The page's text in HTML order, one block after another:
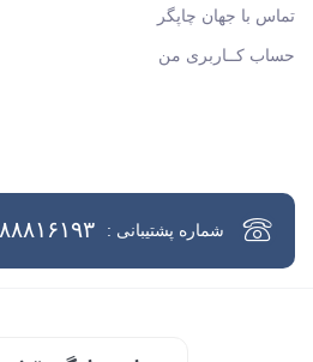
تماس با جهان چاپگر
حساب کــاربری من
شماره پشتیبانی : ۸۸۸۱۶۱۹۳ - ۰۲۱